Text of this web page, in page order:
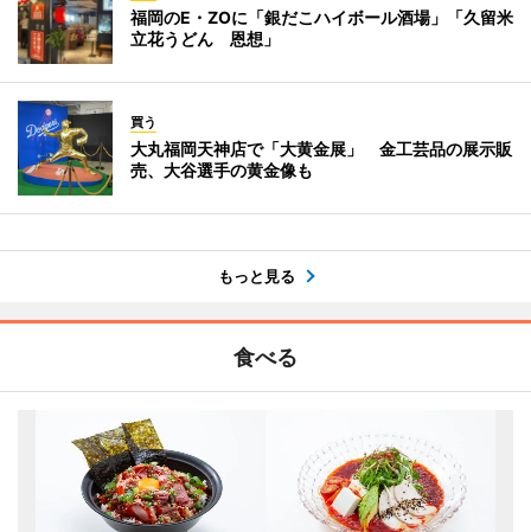
福岡のE・ZOに「銀だこハイボール酒場」「久留米
立花うどん 恩想」
買う
大丸福岡天神店で「大黄金展」 金工芸品の展示販
売、大谷選手の黄金像も
もっと見る
食べる